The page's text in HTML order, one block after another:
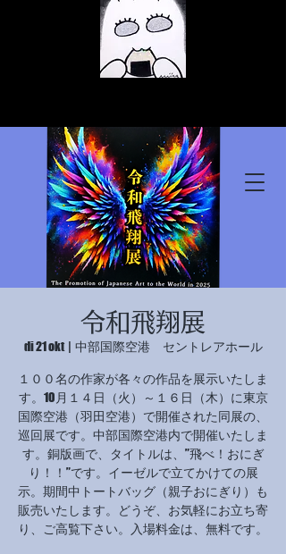
© Copyright
© Copyright
令和飛翔展
di 21 okt
  |
中部国際空港 セントレアホール
１００名の作家が各々の作品を展示いたしま
す。10月１４日（火）～１６日（木）に東京
国際空港（羽田空港）で開催された同展の、
巡回展です。中部国際空港内で開催いたしま
す。銅版画で、タイトルは、”飛べ！おにぎ
り！！”です。イーゼルで立てかけての展
示。期間中トートバッグ（親子おにぎり）も
販売いたします。どうぞ、お気軽にお立ち寄
り、ご高覧下さい。入場料金は、無料です。